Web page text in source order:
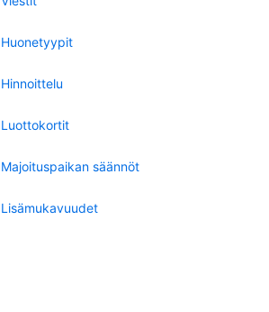
Huonetyypit
Hinnoittelu
Luottokortit
Majoituspaikan säännöt
Lisämukavuudet